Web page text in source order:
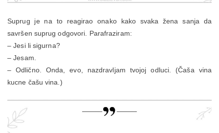
Suprug je na to reagirao onako kako svaka žena sanja da
savršen suprug odgovori. Parafraziram:
– Jesi li sigurna?
– Jesam.
– Odlično. Onda, evo, nazdravljam tvojoj odluci. (Čaša vina
kucne čašu vina.)